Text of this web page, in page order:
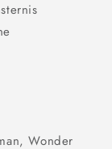
Wonder